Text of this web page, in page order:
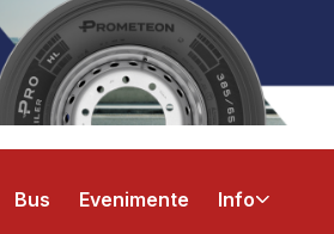
Bus Evenimente Info